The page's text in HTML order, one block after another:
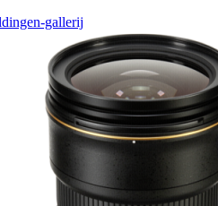
gallerij